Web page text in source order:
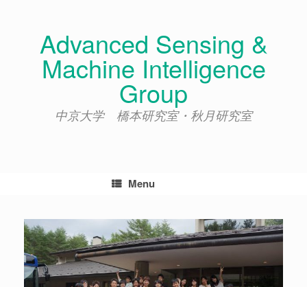
Advanced Sensing &
Machine Intelligence
Group
中京大学 橋本研究室・秋月研究室
Menu